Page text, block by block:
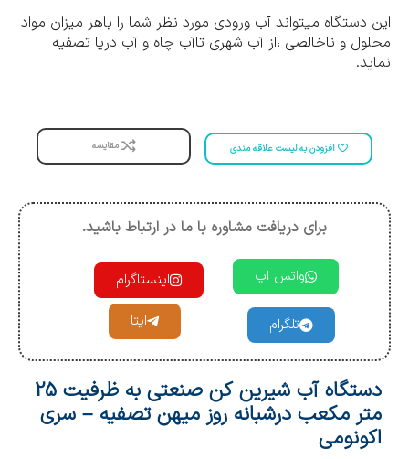
این دستگاه میتواند آب ورودی مورد نظر شما را باهر میزان مواد
محلول و ناخالصی ،از آب شهری تاآب چاه و آب دریا تصفیه
نماید.
افزودن به لیست علاقه مندی مقایسه
برای دریافت مشاوره با ما در ارتباط باشید.
واتس اپ اینستاگرام
تلگرام ایتا
دستگاه آب شیرین کن صنعتی به ظرفیت 25
متر مکعب درشبانه روز میهن تصفیه – سری
اکونومی